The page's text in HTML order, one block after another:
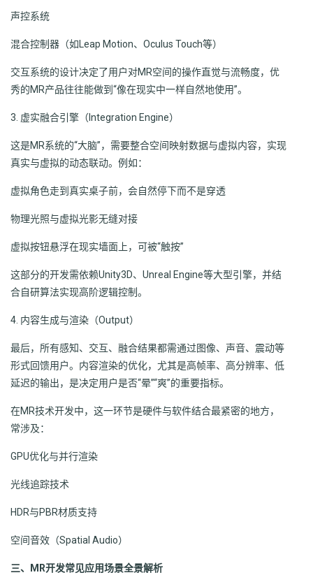
声控系统
混合控制器（如Leap Motion、Oculus Touch等）
交互系统的设计决定了用户对MR空间的操作直觉与流畅度，优
秀的MR产品往往能做到“像在现实中一样自然地使用”。
3. 虚实融合引擎（Integration Engine）
这是MR系统的“大脑”，需要整合空间映射数据与虚拟内容，实现
真实与虚拟的动态联动。例如：
虚拟角色走到真实桌子前，会自然停下而不是穿透
物理光照与虚拟光影无缝对接
虚拟按钮悬浮在现实墙面上，可被“触按”
这部分的开发需依赖Unity3D、Unreal Engine等大型引擎，并结
合自研算法实现高阶逻辑控制。
4. 内容生成与渲染（Output）
最后，所有感知、交互、融合结果都需通过图像、声音、震动等
形式回馈用户。内容渲染的优化，尤其是高帧率、高分辨率、低
延迟的输出，是决定用户是否“晕”“爽”的重要指标。
在MR技术开发中，这一环节是硬件与软件结合最紧密的地方，
常涉及：
GPU优化与并行渲染
光线追踪技术
HDR与PBR材质支持
空间音效（Spatial Audio）
三、MR开发常见应用场景全景解析